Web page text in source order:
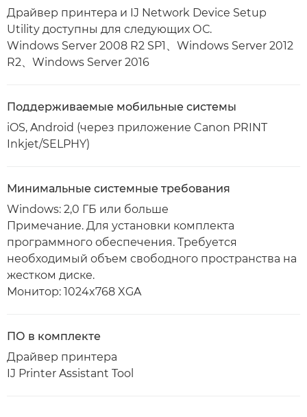
Драйвер принтера и IJ Network Device Setup
Utility доступны для следующих ОС.
Windows Server 2008 R2 SP1、Windows Server 2012
R2、Windows Server 2016
Поддерживаемые мобильные системы
iOS, Android (через приложение Canon PRINT
Inkjet/SELPHY)
Минимальные системные требования
Windows: 2,0 ГБ или больше
Примечание. Для установки комплекта
программного обеспечения. Требуется
необходимый объем свободного пространства на
жестком диске.
Монитор: 1024x768 XGA
ПО в комплекте
Драйвер принтера
IJ Printer Assistant Tool